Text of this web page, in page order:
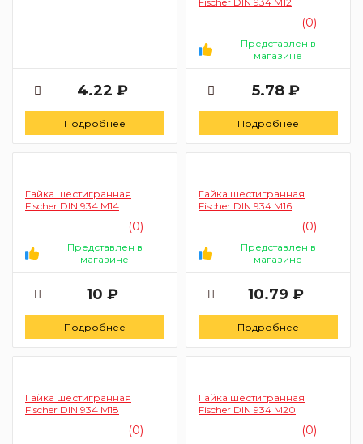
4.22 ₽
Подробнее
(0)
Представлен в
магазине
5.78 ₽
Подробнее
Гайка шестигранная
Fischer DIN 934 M14
(0)
Представлен в
магазине
10 ₽
Подробнее
Гайка шестигранная
Fischer DIN 934 M16
(0)
Представлен в
магазине
10.79 ₽
Подробнее
Гайка шестигранная
Fischer DIN 934 M18
(0)
Гайка шестигранная
Fischer DIN 934 M20
(0)